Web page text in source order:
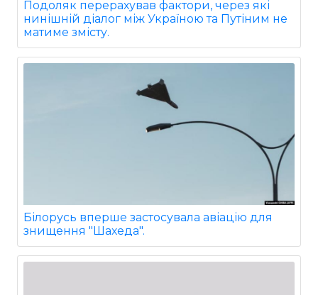
Подоляк перерахував фактори, через які
нинішній діалог між Україною та Путіним не
матиме змісту.
Білорусь вперше застосувала авіацію для
знищення "Шахеда".